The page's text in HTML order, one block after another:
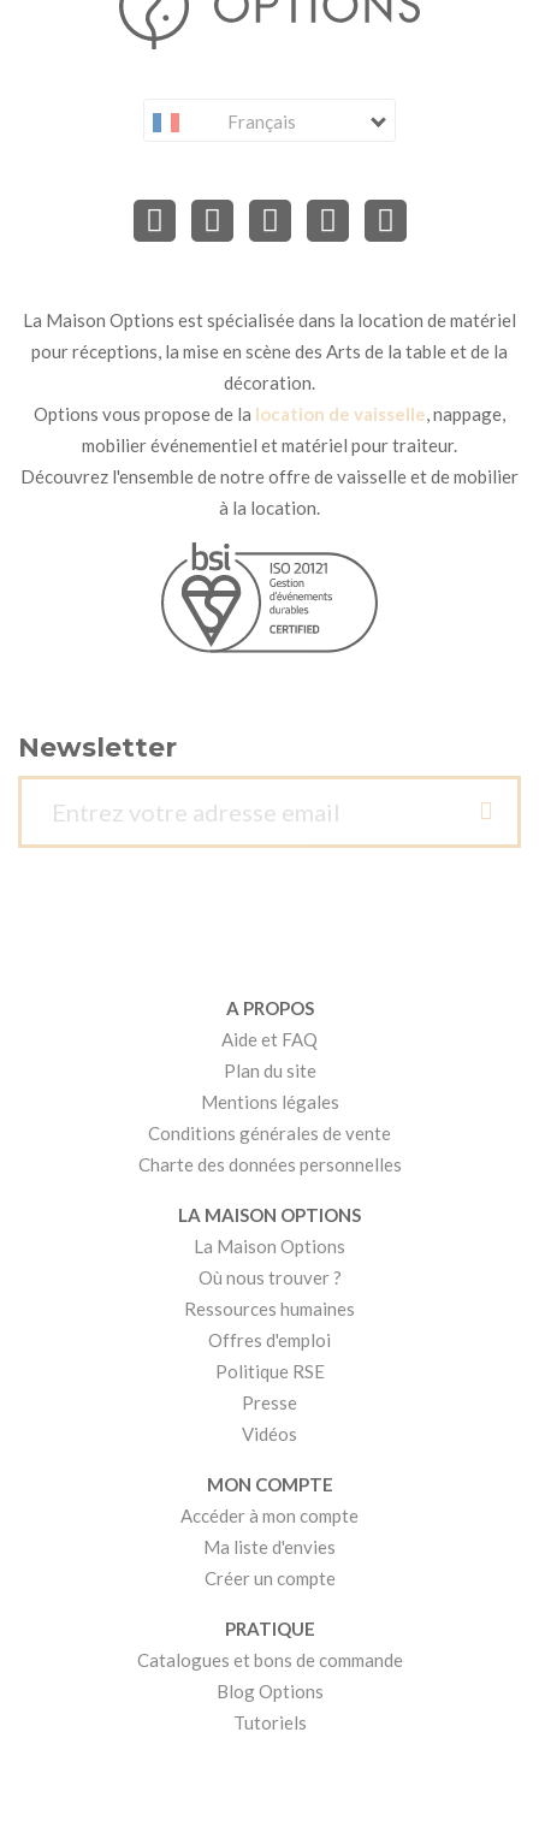
Français
La Maison Options est spécialisée dans la location de matériel
pour réceptions, la mise en scène des Arts de la table et de la
décoration.
Options vous propose de la location de vaisselle, nappage,
mobilier événementiel et matériel pour traiteur.
Découvrez l'ensemble de notre offre de vaisselle et de mobilier
à la location.
Newsletter
A PROPOS
Aide et FAQ
Plan du site
Mentions légales
Conditions générales de vente
Charte des données personnelles
LA MAISON OPTIONS
La Maison Options
Où nous trouver ?
Ressources humaines
Offres d'emploi
Politique RSE
Presse
Vidéos
MON COMPTE
Accéder à mon compte
Ma liste d'envies
Créer un compte
PRATIQUE
Catalogues et bons de commande
Blog Options
Tutoriels